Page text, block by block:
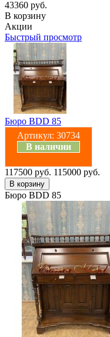
43360 руб.
В корзину
Акции
Быстрый просмотр
Бюро BDD 85
Артикул: 30734
В наличии
117500 руб. 115000 руб.
Бюро BDD 85